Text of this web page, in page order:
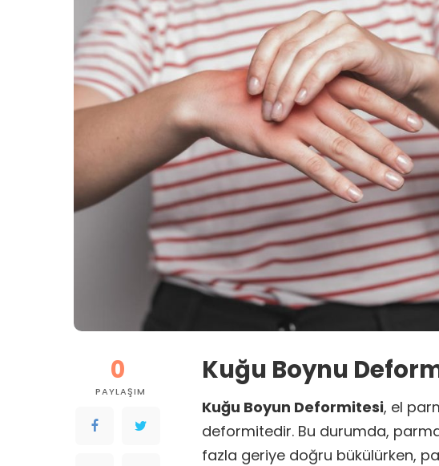
0
PAYLAŞIM
Kuğu Boynu
Kuğu Boyun Deformitesi, el
deformitedir. Bu durumda,
fazla geriye doğru bükülürken,